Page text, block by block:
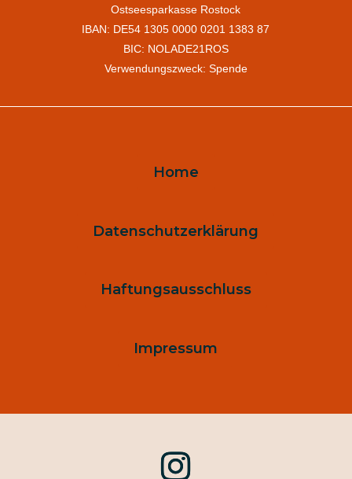
Ostseesparkasse Rostock
IBAN: DE54 1305 0000 0201 1383 87
BIC: NOLADE21ROS
Verwendungszweck: Spende
Home
Datenschutzerklärung
Haftungsausschluss
Impressum